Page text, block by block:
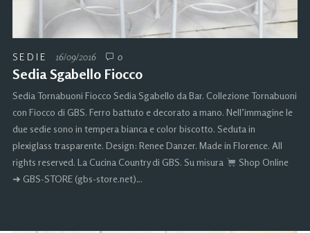
SEDIE 16/09/2016 0
Sedia Sgabello Fiocco
Sedia Tornabuoni Fiocco Sedia Sgabello da Bar. Collezione Tornabuoni
con Fiocco di GBS. Ferro battuto e decorato a mano. Nell’immagine le
due sedie sono in tempera bianca e color biscotto. Seduta in
plexiglass trasparente. Design: Renee Danzer. Made in Florence. All
rights reserved. La Cucina Country di GBS. Su misura
Shop Online
➜ GBS-STORE (gbs-store.net)…